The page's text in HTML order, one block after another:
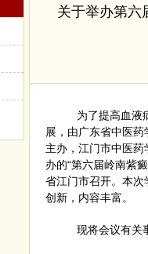
关于举办第六
为了提高血液
展，由广东省中医
主办，江门市中医药
办的“第六届岭南紫
省江门市召开。本
创新，内容丰富。
现将会议有关